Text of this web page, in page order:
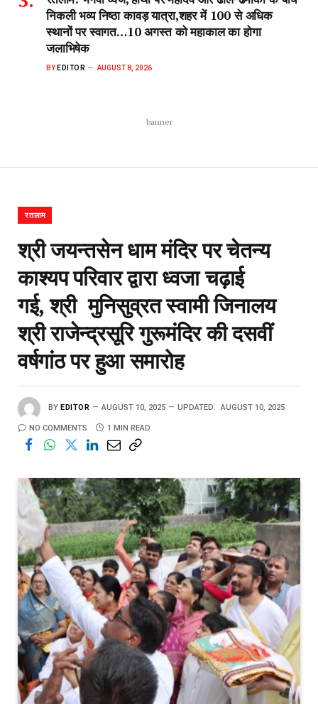
निकली भव्य निष्ठा कावड़ यात्रा,शहर में 100 से अधिक
स्थानों पर स्वागत…10 अगस्त को महाकाल का होगा
जलाभिषेक
BY EDITOR AUGUST 8, 2026
banner
रतलाम
श्री जयन्तसेन धाम मंदिर पर चेतन्य
काश्यप परिवार द्वारा ध्वजा चढ़ाई
गई, श्री मुनिसुव्रत स्वामी जिनालय
श्री राजेन्द्रसूरि गुरूमंदिर की दसवीं
वर्षगांठ पर हुआ समारोह
BY EDITOR AUGUST 10, 2025 UPDATED: AUGUST 10, 2025
NO COMMENTS 1 MIN READ